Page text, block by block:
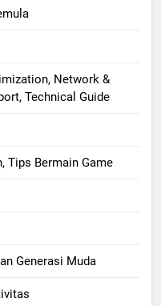
Network &
Technical Guide
Tips Bermain Game
Generasi Muda